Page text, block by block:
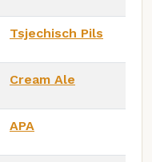
Tsjechisch Pils
Cream Ale
APA